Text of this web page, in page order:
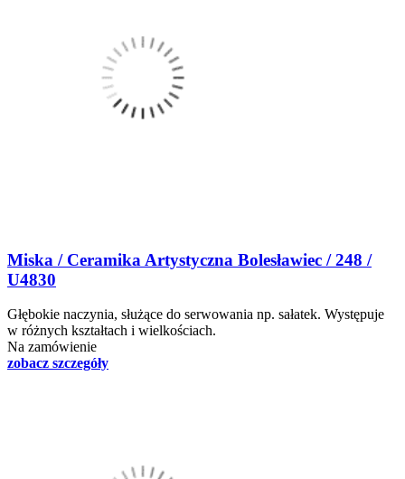
Miska / Ceramika Artystyczna Bolesławiec / 248 /
U4830
Głębokie naczynia, służące do serwowania np. sałatek. Występuje
w różnych kształtach i wielkościach.
Na zamówienie
zobacz szczegóły